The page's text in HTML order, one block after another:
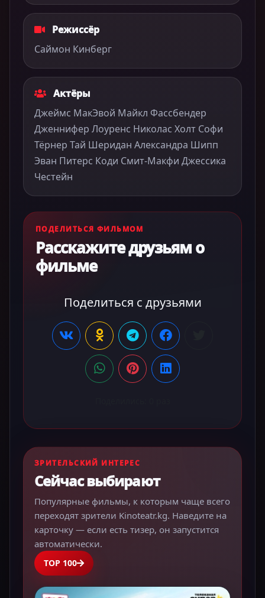
Режиссёр
Саймон Кинберг
Актёры
Джеймс МакЭвой Майкл Фассбендер
Дженнифер Лоуренс Николас Холт Софи
Тёрнер Тай Шеридан Александра Шипп
Эван Питерс Коди Смит-Макфи Джессика
Честейн
ПОДЕЛИТЬСЯ ФИЛЬМОМ
Расскажите друзьям о
фильме
Поделиться с друзьями
ЗРИТЕЛЬСКИЙ ИНТЕРЕС
Сейчас выбирают
Популярные фильмы, к которым чаще всего
переходят зрители Kinoteatr.kg. Наведите на
карточку — если есть тизер, он запустится
автоматически.
TOP 100